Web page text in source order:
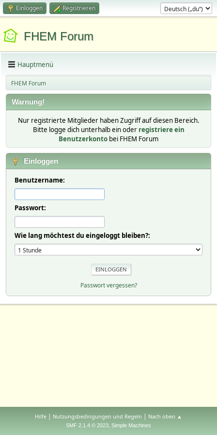
Einloggen Registrieren
FHEM Forum
Hauptmenü
FHEM Forum
Warnung!
Nur registrierte Mitglieder haben Zugriff auf diesen Bereich.
Bitte logge dich unterhalb ein oder registriere ein
Benutzerkonto bei FHEM Forum
Einloggen
Benutzername:
Passwort:
Wie lang möchtest du eingeloggt bleiben?:
Passwort vergessen?
Hilfe | Nutzungsbedingungen und Regeln | Nach oben ▲
SMF 2.1.4 © 2023, Simple Machines